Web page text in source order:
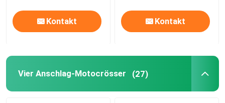
Euro 4 Motorräder
Kontakt Kontakt
Vier Anschlag-Motocrösser (27)